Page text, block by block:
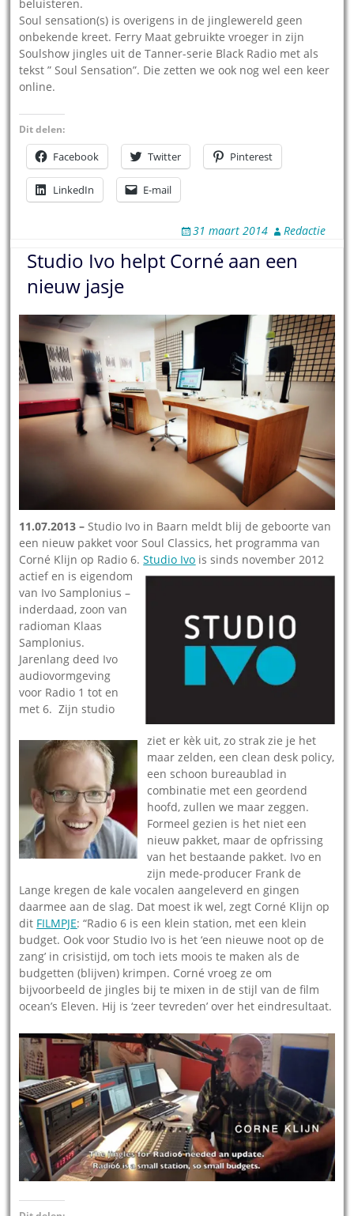
beluisteren.
Soul sensation(s) is overigens in de jinglewereld geen
onbekende kreet. Ferry Maat gebruikte vroeger in zijn
Soulshow jingles uit de Tanner-serie Black Radio met als
tekst ” Soul Sensation”. Die zetten we ook nog wel een keer
online.
Dit delen:
Facebook Twitter Pinterest
LinkedIn E-mail
31 maart 2014 Redactie
Studio Ivo helpt Corné aan een
nieuw jasje
11.07.2013 –Studio Ivo in Baarn meldt blij de geboorte van
een nieuw pakket voor Soul Classics, het programma van
Corné Klijn op Radio 6.Studio Ivo is sinds november 2012
actief en is eigendom
van Ivo Samplonius –
inderdaad, zoonvan
radioman Klaas
Samplonius.
Jarenlang deed Ivo
audiovormgeving
voor Radio 1 tot en
met 6. Zijn studio
ziet er kèk uit, zo strak zie je het
maar zelden, een clean desk policy,
een schoon bureaublad in
combinatie met een geordend
hoofd, zullen we maar zeggen.
Formeel gezien is het niet een
nieuw pakket, maar de opfrissing
van het bestaande pakket. Ivo en
zijn mede-producer Frank de
Lange kregen de kale vocalen aangeleverd en gingen
daarmee aan de slag. Dat moest ik wel, zegt Corné Klijn op
dit FILMPJE: “Radio 6 is een klein station, met een klein
budget. Ook voor Studio Ivo is het ‘een nieuwe noot op de
zang’ in crisistijd, om toch iets moois te maken als de
budgetten (blijven) krimpen. Corné vroeg ze om
bijvoorbeeld de jingles bij te mixen in de stijl van de film
ocean’s Eleven. Hij is ‘zeer tevreden’ over het eindresultaat.